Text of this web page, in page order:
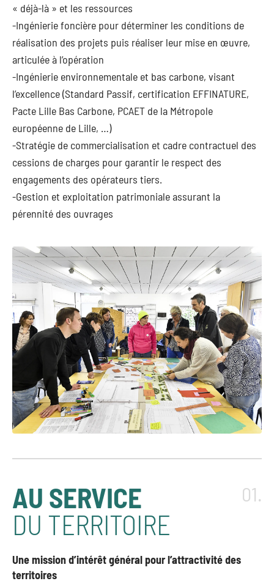
« déjà-là » et les ressources
-Ingénierie foncière pour déterminer les conditions de
réalisation des projets puis réaliser leur mise en œuvre,
articulée à l’opération
-Ingénierie environnementale et bas carbone, visant
l’excellence (Standard Passif, certification EFFINATURE,
Pacte Lille Bas Carbone, PCAET de la Métropole
européenne de Lille, …)
-Stratégie de commercialisation et cadre contractuel des
cessions de charges pour garantir le respect des
engagements des opérateurs tiers.
-Gestion et exploitation patrimoniale assurant la
pérennité des ouvrages
01.
AU SERVICE
DU TERRITOIRE
Une mission d’intérêt général pour l’attractivité des
territoires